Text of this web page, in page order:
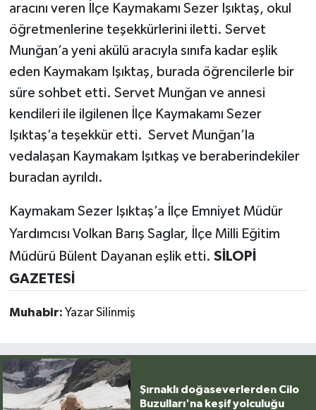
aracını veren İlçe Kaymakamı Sezer Işıktaş, okul
öğretmenlerine teşekkürlerini iletti. Servet
Munğan’a yeni akülü aracıyla sınıfa kadar eşlik
eden Kaymakam Işıktaş, burada öğrencilerle bir
süre sohbet etti. Servet Munğan ve annesi
kendileri ile ilgilenen İlçe Kaymakamı Sezer
Işıktaş’a teşekkür etti. Servet Munğan’la
vedalaşan Kaymakam Işıtkaş ve beraberindekiler
buradan ayrıldı.
Kaymakam Sezer Işıktaş’a İlçe Emniyet Müdür
Yardımcısı Volkan Barış Saglar, İlçe Milli Eğitim
Müdürü Bülent Dayanan eşlik etti. SİLOPİ
GAZETESİ
Muhabir: Yazar Silinmiş
Şırnaklı doğaseverlerden Cilo
Buzulları'na keşif yolculuğu